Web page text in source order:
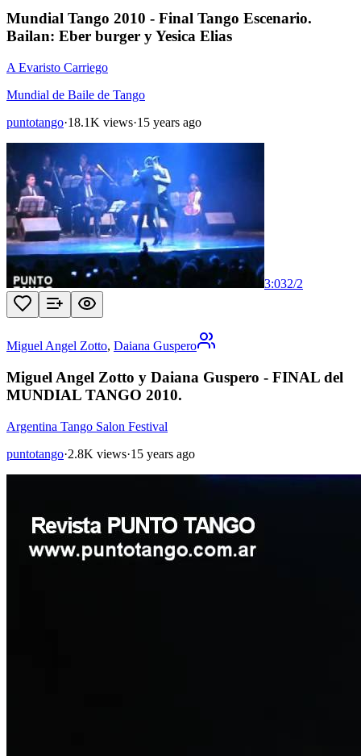
Mundial Tango 2010 - Final Tango Escenario.
Bailan: Eber burger y Yesica Elias
A Evaristo Carriego
Mundial de Baile de Tango
puntotango·18.1K views·15 years ago
3:032/2
Miguel Angel Zotto, Daiana Guspero
Miguel Angel Zotto y Daiana Guspero - FINAL del
MUNDIAL TANGO 2010.
Argentina Tango Salon Festival
puntotango·2.8K views·15 years ago